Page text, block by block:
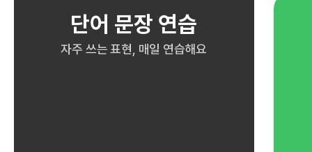
단어 문장 연습
자주 쓰는 표현, 매일 연습해요